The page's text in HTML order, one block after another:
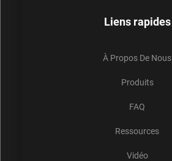
Liens rapides
À Propos De Nous
Produits
FAQ
Ressources
Vidéo